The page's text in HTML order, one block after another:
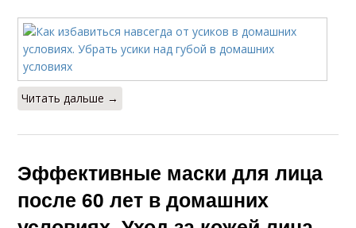
Читать дальше →
Эффективные маски для лица
после 60 лет в домашних